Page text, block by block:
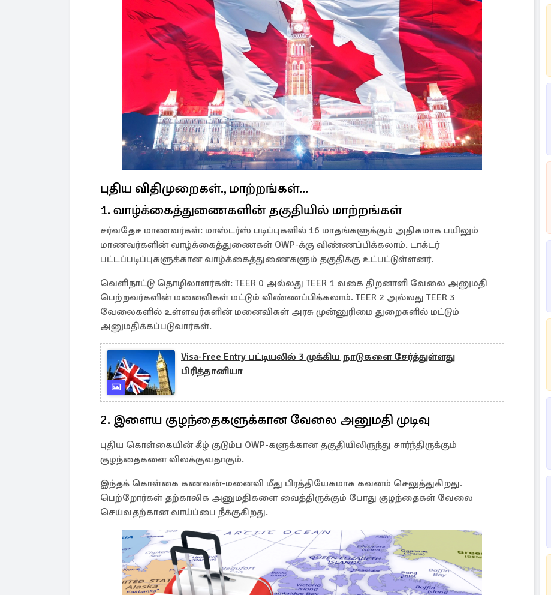
புதிய விதிமுறைகள்., மாற்றங்கள்...
1. வாழ்க்கைத்துணைகளின் தகுதியில் மாற்றங்கள்
சர்வதேச மாணவர்கள்: மாஸ்டர்ஸ் படிப்புகளில் 16 மாதங்களுக்கும் அதிகமாக பயிலும்
மாணவர்களின் வாழ்க்கைத்துணைகள் OWP-க்கு விண்ணப்பிக்கலாம். டாக்டர்
பட்டப்படிப்புகளுக்கான வாழ்க்கைத்துணைகளும் தகுதிக்கு உட்பட்டுள்ளனர்.
வெளிநாட்டு தொழிலாளர்கள்: TEER 0 அல்லது TEER 1 வகை திறனாளி வேலை அனுமதி
பெற்றவர்களின் மனைவிகள் மட்டும் விண்ணப்பிக்கலாம். TEER 2 அல்லது TEER 3
வேலைகளில் உள்ளவர்களின் மனைவிகள் அரசு முன்னுரிமை துறைகளில் மட்டும்
அனுமதிக்கப்படுவார்கள்.
Visa-Free Entry பட்டியலில் 3 முக்கிய நாடுகளை சேர்த்துள்ளது
பிரித்தானியா
2. இளைய குழந்தைகளுக்கான வேலை அனுமதி முடிவு
புதிய கொள்கையின் கீழ் குடும்ப OWP-களுக்கான தகுதியிலிருந்து சார்ந்திருக்கும்
குழந்தைகளை விலக்குவதாகும்.
இந்தக் கொள்கை கணவன்-மனைவி மீது பிரத்தியேகமாக கவனம் செலுத்துகிறது.
பெற்றோர்கள் தற்காலிக அனுமதிகளை வைத்திருக்கும் போது குழந்தைகள் வேலை
செய்வதற்கான வாய்ப்பை நீக்குகிறது.